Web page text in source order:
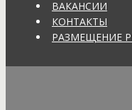
апелляцияаппарат
АрашуковАрбатАрена
Артём АкименкоАртём
ВАКАНСИИ
КОНТАКТЫ
РАЗМЕЩЕНИЕ